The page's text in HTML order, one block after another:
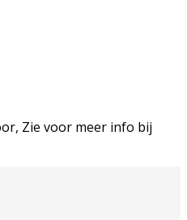
Zie voor meer info bij